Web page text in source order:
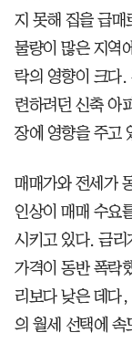
지 못해 집을 급
물량이 많은 지역
락의 영향이 크다.
련하려던 신축 아
장에 영향을 주고
매매가와 전세가
인상이 매매 수요
시키고 있다. 금리
가격이 동반 폭락
리보다 낮은 데다
의 월세 선택에 속